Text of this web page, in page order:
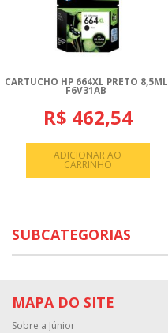
CARTUCHO HP 664XL PRETO 8,5ML
F6V31AB
R$ 462,54
ADICIONAR AO
CARRINHO
SUBCATEGORIAS
MAPA DO SITE
Sobre a Júnior